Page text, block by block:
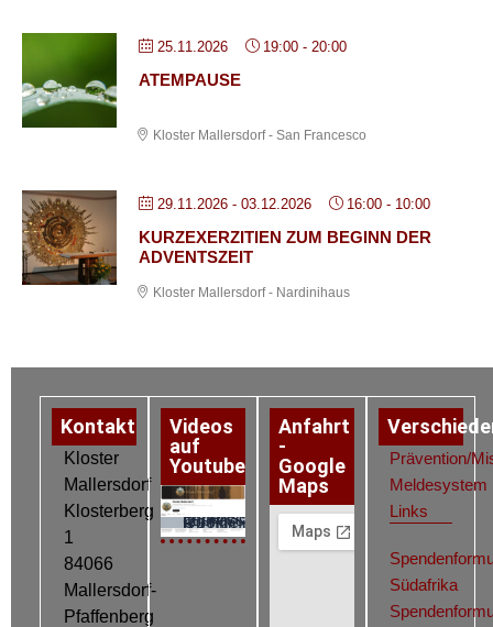
25.11.2026 19:00 - 20:00
ATEMPAUSE
Kloster Mallersdorf - San Francesco
29.11.2026 - 03.12.2026 16:00 - 10:00
KURZEXERZITIEN ZUM BEGINN DER
ADVENTSZEIT
Kloster Mallersdorf - Nardinihaus
Kontakt
Kloster
Mallersdorf
Klosterberg
1
84066
Mallersdorf-
Pfaffenberg
Videos
auf
Youtube
Datenschutz
Impressum
Cookie-Richtlinie (EU)
Anfahrt
-
Google
Maps
Prävention/
Meldesystem
Links
Südafrika